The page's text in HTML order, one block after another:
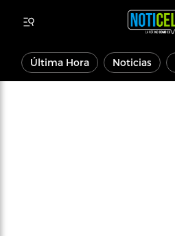
Última Hora Noticias